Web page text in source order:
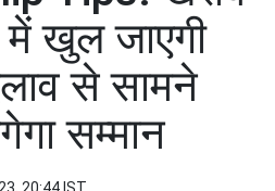
में खुल जाएगी
से सामने
सम्मान